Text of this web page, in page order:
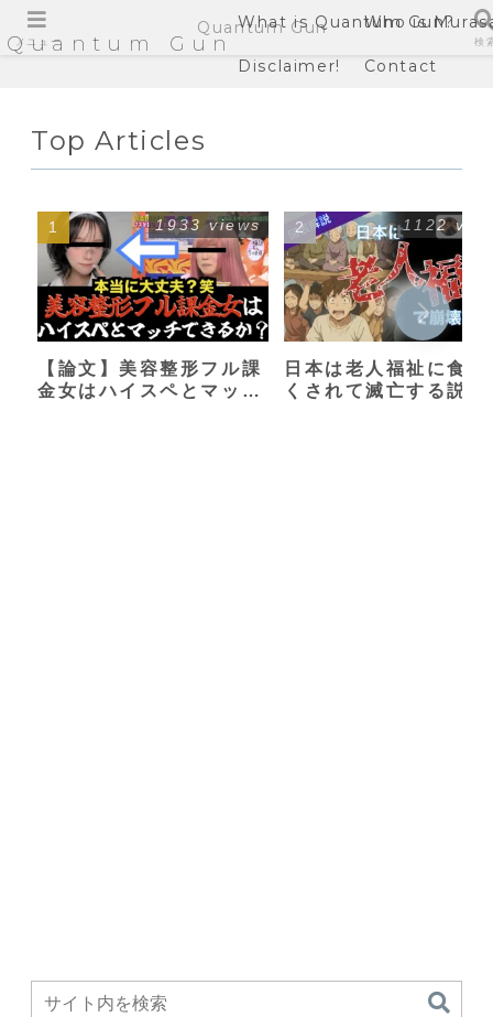
Quantum Gun
What is Quantum Gun?
Who is
Disclaimer! Contact
Top Articles
【論文】美容整形フル課
金女はハイスペとマッチ
1933 views
日本は老人福祉に食い
くされて滅亡する説
1122
メニュー
Quantum Gun
検